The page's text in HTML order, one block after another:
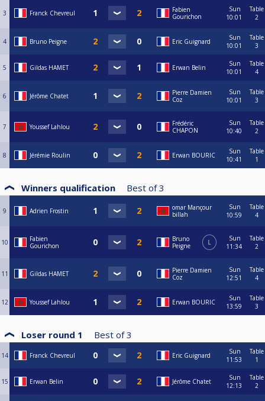
3 Franck Chevreul
Fabien
Gourichon
Sun
10:01
Table
2
4 Bruno Peigne Eric Guignard
Sun
10:01
Table
3
5 Gildas HAMET Erwan Belin
Sun
10:01
Table
4
6 Jérôme Chatet
Pierre Damien
Coz
Sun
10:01
Table
3
7 Youssef Lahlou
Frédéric
CHAPON
Sun
10:40
Table
2
8 Jérémie Roulin Erwan BOURIC
Sun
10:41
Table
1
Winners qualification Best of 3
9 Adrien Frostin
omar Mançour
billah
Sun
10:59
Table
4
10
Fabien
Gourichon
Bruno
Peigne
L
Sun
11:34
Table
2
11 Gildas HAMET
Pierre Damien
Coz
Sun
12:51
Table
4
12 Youssef Lahlou Erwan BOURIC
Sun
13:59
Table
3
Loser round 1 Best of 3
14 Franck Chevreul Eric Guignard
Sun
11:53
Table
1
15 Erwan Belin Jérôme Chatet
Sun
12:13
Table
2